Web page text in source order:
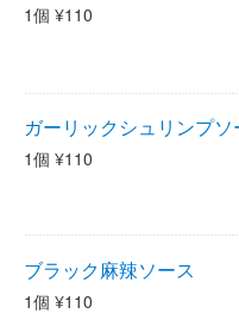
1個 ¥110
ガーリックシュリンプソ
1個 ¥110
ブラック麻辣ソース
1個 ¥110